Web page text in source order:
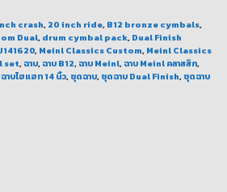
crash, 20 inch ride, B12 bronze cymbals,
Dual, drum cymbal pack, Dual Finish
, Meinl Classics Custom, Meinl Classics
set, ฉาบ, ฉาบ B12, ฉาบ Meinl, ฉาบ Meinl คลาสสิก,
ฉาบไฮแฮท 14 นิ้ว, ชุดฉาบ, ชุดฉาบ Dual Finish, ชุดฉาบ